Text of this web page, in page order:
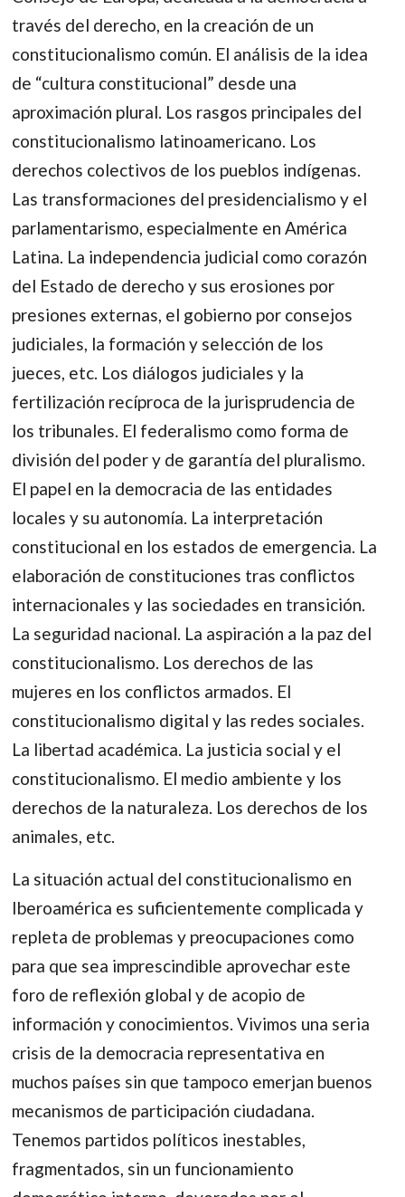
través del derecho, en la creación de un
constitucionalismo común. El análisis de la idea
de “cultura constitucional” desde una
aproximación plural. Los rasgos principales del
constitucionalismo latinoamericano. Los
derechos colectivos de los pueblos indígenas.
Las transformaciones del presidencialismo y el
parlamentarismo, especialmente en América
Latina. La independencia judicial como corazón
del Estado de derecho y sus erosiones por
presiones externas, el gobierno por consejos
judiciales, la formación y selección de los
jueces, etc. Los diálogos judiciales y la
fertilización recíproca de la jurisprudencia de
los tribunales. El federalismo como forma de
división del poder y de garantía del pluralismo.
El papel en la democracia de las entidades
locales y su autonomía. La interpretación
constitucional en los estados de emergencia. La
elaboración de constituciones tras conflictos
internacionales y las sociedades en transición.
La seguridad nacional. La aspiración a la paz del
constitucionalismo. Los derechos de las
mujeres en los conflictos armados. El
constitucionalismo digital y las redes sociales.
La libertad académica. La justicia social y el
constitucionalismo. El medio ambiente y los
derechos de la naturaleza. Los derechos de los
animales, etc.
La situación actual del constitucionalismo en
Iberoamérica es suficientemente complicada y
repleta de problemas y preocupaciones como
para que sea imprescindible aprovechar este
foro de reflexión global y de acopio de
información y conocimientos. Vivimos una seria
crisis de la democracia representativa en
muchos países sin que tampoco emerjan buenos
mecanismos de participación ciudadana.
Tenemos partidos políticos inestables,
fragmentados, sin un funcionamiento